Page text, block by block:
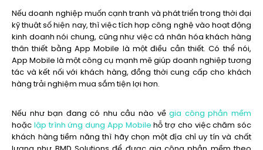
Nếu doanh nghiệp muốn cạnh tranh và phát triển trong thời đại
kỹ thuật số hiện nay, thì việc tích hợp công nghệ vào hoạt động
kinh doanh nói chung, cũng như việc cá nhân hóa khách hàng
thân thiết bằng App Mobile là một điều cần thiết. Có thể nói,
App Mobile là một công cụ mạnh mẽ giúp doanh nghiệp tương
tác và kết nối với khách hàng, đồng thời cung cấp cho khách
hàng trải nghiệm mua sắm tiện lợi hơn.
Nếu như bạn đang có nhu cầu nào vềgia công phần mềm
hoặc lập trình ứng dụng App Mobile hỗ trợ cho việc chăm sóc
khách hàng tiềm năng thì hãy chọn một địa chỉ uy tín và chất